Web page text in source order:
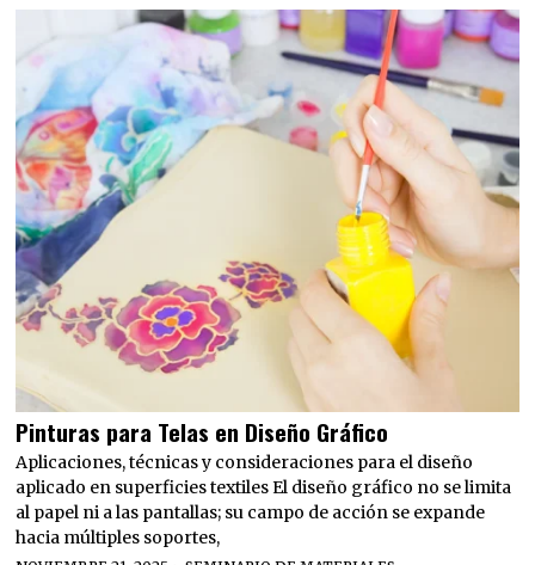
Pinturas para Telas en Diseño Gráfico
Aplicaciones, técnicas y consideraciones para el diseño
aplicado en superficies textiles El diseño gráfico no se limita
al papel ni a las pantallas; su campo de acción se expande
hacia múltiples soportes,